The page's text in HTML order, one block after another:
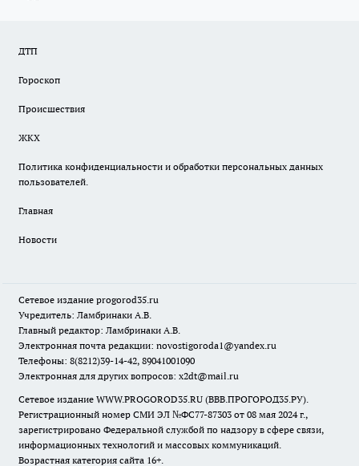
ДТП
Гороскоп
Происшествия
ЖКХ
Политика конфиденциальности и обработки персональных данных
пользователей.
Главная
Новости
Сетевое издание progorod35.ru
Учредитель: Ламбринаки А.В.
Главный редактор: Ламбринаки А.В.
Электронная почта редакции: novostigoroda1@yandex.ru
Телефоны: 8(8212)39-14-42, 89041001090
Электронная для других вопросов: x2dt@mail.ru
Сетевое издание WWW.PROGOROD35.RU (ВВВ.ПРОГОРОД35.РУ).
Регистрационный номер СМИ ЭЛ №ФС77-87303 от 08 мая 2024 г.,
зарегистрировано Федеральной службой по надзору в сфере связи,
информационных технологий и массовых коммуникаций.
Возрастная категория сайта 16+.